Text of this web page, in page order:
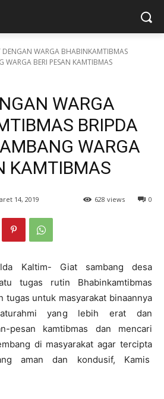
DENGAN WARGA BHABINKAMTIBMAS
WARGA BERI PESAN KAMTIBMAS
WARGA
BRIPDA
WARGA
KAMTIBMAS
14, 2019 0
628 views
Kaltim- Giat sambang desa
tugas rutin Bhabinkamtibmas
tugas untuk masyarakat binaannya
yang lebih erat dan
pesan kamtibmas dan mencari
di masyarakat agar tercipta
aman dan kondusif, Kamis